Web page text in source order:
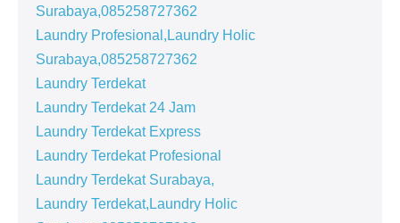
Surabaya,085258727362
Laundry Profesional,Laundry Holic
Surabaya,085258727362
Laundry Terdekat
Laundry Terdekat 24 Jam
Laundry Terdekat Express
Laundry Terdekat Profesional
Laundry Terdekat Surabaya,
Laundry Terdekat,Laundry Holic